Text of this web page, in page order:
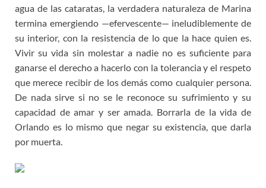
agua de las cataratas, la verdadera naturaleza de Marina
termina emergiendo —efervescente— ineludiblemente de
su interior, con la resistencia de lo que la hace quien es.
Vivir su vida sin molestar a nadie no es suficiente para
ganarse el derecho a hacerlo con la tolerancia y el respeto
que merece recibir de los demás como cualquier persona.
De nada sirve si no se le reconoce su sufrimiento y su
capacidad de amar y ser amada. Borrarla de la vida de
Orlando es lo mismo que negar su existencia, que darla
por muerta.